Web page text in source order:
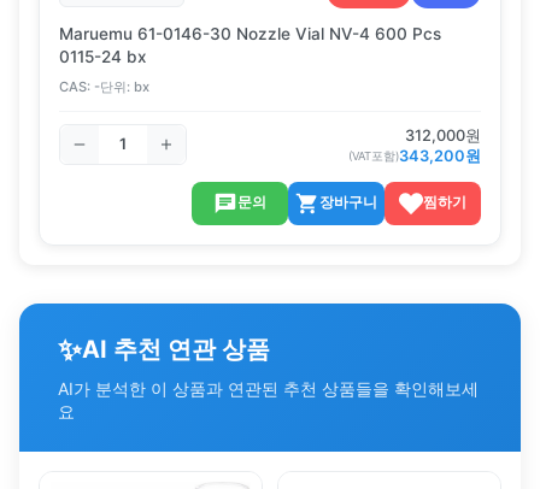
Maruemu 61-0146-30 Nozzle Vial NV-4 600 Pcs
0115-24 bx
CAS: -단위: bx
312,000원
(VAT포함)343,200원
문의 장바구니 찜하기
✨AI 추천 연관 상품
AI가 분석한 이 상품과 연관된 추천 상품들을 확인해보세
요